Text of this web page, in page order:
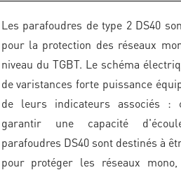
Les parafoudres de type 2 DS40
pour la protection des réseaux
niveau du TGBT. Le schéma
de varistances forte puissance
de leurs indicateurs associés :
garantir une capacité
parafoudres DS40 sont destinés à
pour protéger les réseaux